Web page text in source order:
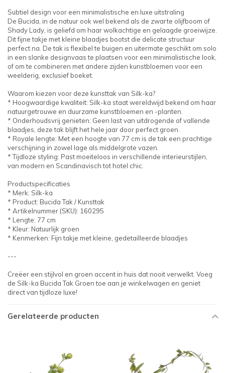
Subtiel design voor een minimalistische en luxe uitstraling
De Bucida, in de natuur ook wel bekend als de zwarte olijfboom of
Shady Lady, is geliefd om haar wolkachtige en gelaagde groeiwijze.
Dit fijne takje met kleine blaadjes bootst die delicate structuur
perfect na. De tak is flexibel te buigen en uitermate geschikt om solo
in een slanke designvaas te plaatsen voor een minimalistische look,
of om te combineren met andere zijden kunstbloemen voor een
weelderig, exclusief boeket.
Waarom kiezen voor deze kunsttak van Silk-ka?
* Hoogwaardige kwaliteit: Silk-ka staat wereldwijd bekend om haar
natuurgetrouwe en duurzame kunstbloemen en -planten.
* Onderhoudsvrij genieten: Geen last van uitdrogende of vallende
blaadjes, deze tak blijft het hele jaar door perfect groen.
* Royale lengte: Met een hoogte van 77 cm is de tak een prachtige
verschijning in zowel lage als middelgrote vazen.
* Tijdloze styling: Past moeiteloos in verschillende interieurstijlen,
van modern en Scandinavisch tot hotel chic.
Productspecificaties
* Merk: Silk-ka
* Product: Bucida Tak / Kunsttak
* Artikelnummer (SKU): 160295
* Lengte: 77 cm
* Kleur: Natuurlijk groen
* Kenmerken: Fijn takje met kleine, gedetailleerde blaadjes
---
Creëer een stijlvol en groen accent in huis dat nooit verwelkt. Voeg
de Silk-ka Bucida Tak Groen toe aan je winkelwagen en geniet
direct van tijdloze luxe!
Gerelateerde producten